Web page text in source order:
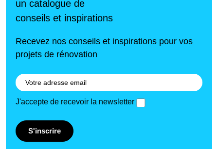
un catalogue de
conseils et inspirations
Recevez nos conseils et inspirations pour vos
projets de rénovation
J'accepte de recevoir la newsletter
S'inscrire